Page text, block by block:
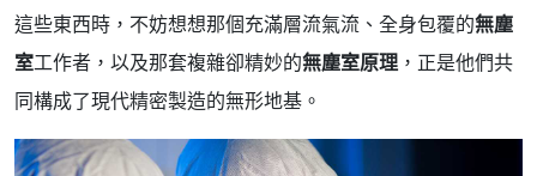
這些東西時，不妨想想那個充滿層流氣流、全身包覆的無塵
室工作者，以及那套複雜卻精妙的無塵室原理 ，正是他們共
同構成了現代精密製造的無形地基。